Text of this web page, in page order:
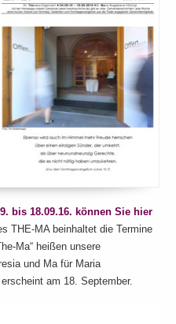
bis 18.09.16. können Sie hier
THE-MA beinhaltet die Termine
Ma“ heißen unsere
und Ma für Maria
am 18. September.